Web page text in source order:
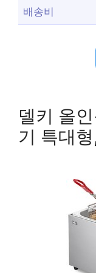
배송비
델키 올
기 특대